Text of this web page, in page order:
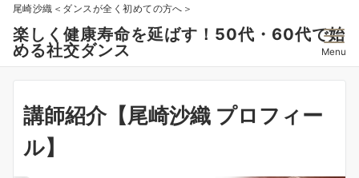
尾崎沙織＜ダンスが全く初めての方へ＞
楽しく健康寿命を延ばす！50代・60代で始
める社交ダンス
Menu
講師紹介【尾崎沙織 プロフィー
ル】